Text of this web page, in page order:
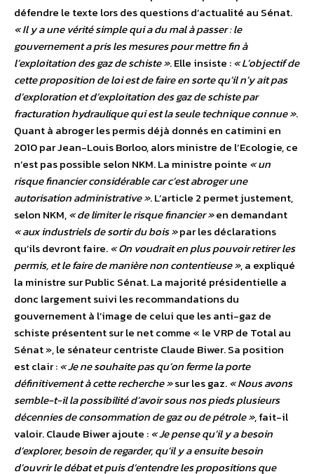
défendre le texte lors des questions d’actualité au Sénat.
« Il y a une vérité simple qui a du mal à passer : le
gouvernement a pris les mesures pour mettre fin à
l’exploitation des gaz de schiste ». Elle insiste :« L’objectif de
cette proposition de loi est de faire en sorte qu’il n’y ait pas
d’exploration et d’exploitation des gaz de schiste par
fracturation hydraulique qui est la seule technique connue ».
Quant à abroger les permis déjà donnés en catimini en
2010 par Jean-Louis Borloo, alors ministre de l’Ecologie, ce
n’est pas possible selon NKM. La ministre pointe « un
risque financier considérable car c’est abroger une
autorisation administrative ». L’article 2 permet justement,
selon NKM,« de limiter le risque financier »en demandant
« aux industriels de sortir du bois »par les déclarations
qu’ils devront faire.« On voudrait en plus pouvoir retirer les
permis, et le faire de manière non contentieuse », a expliqué
la ministre sur Public Sénat. La majorité présidentielle a
donc largement suivi les recommandations du
gouvernement à l’image de celui que les anti-gaz de
schiste présentent sur le net comme « le VRP de Total au
Sénat », le sénateur centriste Claude Biwer. Sa position
est clair :« Je ne souhaite pas qu’on ferme la porte
définitivement à cette recherche »sur les gaz.« Nous avons
semble-t-il la possibilité d’avoir sous nos pieds plusieurs
décennies de consommation de gaz ou de pétrole », fait-il
valoir. Claude Biwer ajoute :« Je pense qu’il y a besoin
d’explorer, besoin de regarder, qu’il y a ensuite besoin
d’ouvrir le débat et puis d’entendre les propositions que